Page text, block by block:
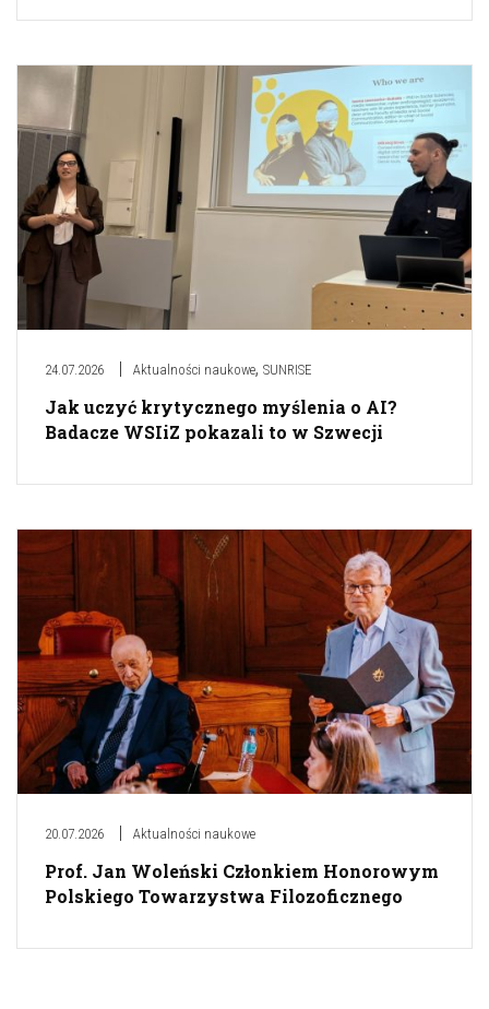
24.07.2026 Aktualności naukowe, SUNRISE
Jak uczyć krytycznego myślenia o AI?
Badacze WSIiZ pokazali to w Szwecji
20.07.2026 Aktualności naukowe
Prof. Jan Woleński Członkiem Honorowym
Polskiego Towarzystwa Filozoficznego